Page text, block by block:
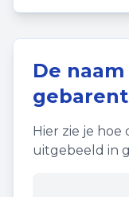
De naam
Hier zie je hoe
uitgebeeld in